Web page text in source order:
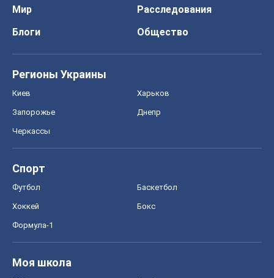
Мир
Расследования
Блоги
Общество
Регионы Украины
Киев Харьков
Запорожье Днепр
Черкассы
Спорт
Футбол Баскетбол
Хоккей Бокс
Формула-1
Моя школа